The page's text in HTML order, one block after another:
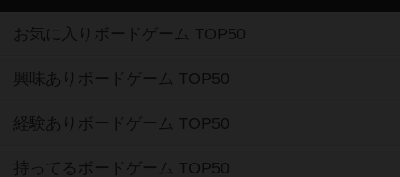
お気に入りボードゲーム TOP50
興味ありボードゲーム TOP50
経験ありボードゲーム TOP50
持ってるボードゲーム TOP50